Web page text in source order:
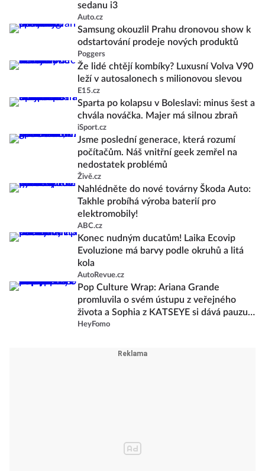
sedanu i3
Auto.cz
Samsung okouzlil Prahu dronovou show k
odstartování prodeje nových produktů
Poggers
Že lidé chtějí kombíky? Luxusní Volva V90
leží v autosalonech s milionovou slevou
E15.cz
Sparta po kolapsu v Boleslavi: minus šest a
chvála nováčka. Majer má silnou zbraň
iSport.cz
Jsme poslední generace, která rozumí
počítačům. Náš vnitřní geek zemřel na
nedostatek problémů
Živě.cz
Nahlédněte do nové továrny Škoda Auto:
Takhle probíhá výroba baterií pro
elektromobily!
ABC.cz
Konec nudným ducatům! Laika Ecovip
Evoluzione má barvy podle okruhů a litá
kola
AutoRevue.cz
Pop Culture Wrap: Ariana Grande
promluvila o svém ústupu z veřejného
života a Sophia z KATSEYE si dává pauzu
od skupiny
HeyFomo